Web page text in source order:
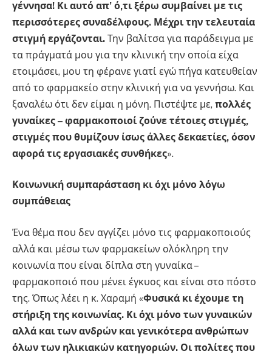
γέννησα! Κι αυτό απ’ ό,τι ξέρω συμβαίνει με τις
περισσότερες συναδέλφους. Μέχρι την τελευταία
στιγμή εργάζονται. Την βαλίτσα για παράδειγμα με
τα πράγματά μου για την κλινική την οποία είχα
ετοιμάσει, μου τη φέρανε γιατί εγώ πήγα κατευθείαν
από το φαρμακείο στην κλινική για να γεννήσω. Και
ξαναλέω ότι δεν είμαι η μόνη. Πιστέψτε με, πολλές
γυναίκες – φαρμακοποιοί ζούνε τέτοιες στιγμές,
στιγμές που θυμίζουν ίσως άλλες δεκαετίες, όσον
αφορά τις εργασιακές συνθήκες».
Κοινωνική συμπαράσταση κι όχι μόνο λόγω
συμπάθειας
Ένα θέμα που δεν αγγίζει μόνο τις φαρμακοποιούς
αλλά και μέσω των φαρμακείων ολόκληρη την
κοινωνία που είναι δίπλα στη γυναίκα –
φαρμακοποιό που μένει έγκυος και είναι στο πόστο
της. Όπως λέει η κ. Χαραμή «Φυσικά κι έχουμε τη
στήριξη της κοινωνίας. Κι όχι μόνο των γυναικών
αλλά και των ανδρών και γενικότερα ανθρώπων
όλων των ηλικιακών κατηγοριών. Οι πολίτες που